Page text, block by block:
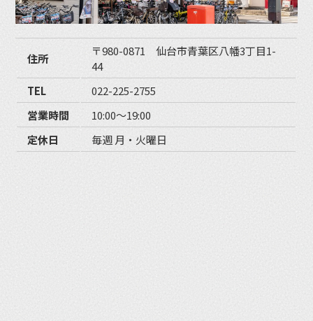
住所
〒980-0871 仙台市青葉区八幡3丁目1-
44
TEL
022-225-2755
営業時間
10:00〜19:00
定休日
毎週 月・火曜日